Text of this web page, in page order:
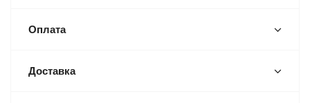
Оплата
Доставка